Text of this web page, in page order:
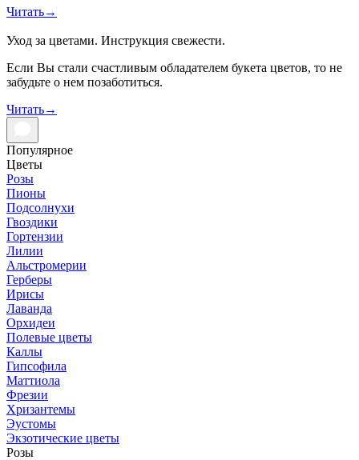
Читать→
Уход за цветами. Инструкция свежести.
Если Вы стали счастливым обладателем букета цветов, то не
забудьте о нем позаботиться.
Читать→
Популярное
Цветы
Розы
Пионы
Подсолнухи
Гвоздики
Гортензии
Лилии
Альстромерии
Герберы
Ирисы
Лаванда
Орхидеи
Полевые цветы
Каллы
Гипсофила
Маттиола
Фрезии
Хризантемы
Эустомы
Экзотические цветы
Розы